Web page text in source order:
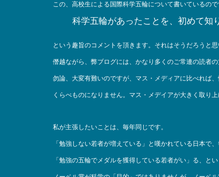
この、高校生による国際科学五輪について書いているの
科学五輪があったことを、初めて知
という趣旨のコメントを頂きます。それはそうだろうと
僭越ながら、弊ブログには、かなり多くのご常連の読者
勿論、大変有難いのですが、マス・メディアに比べれば
くらべものになりません。マス・メデイアが大きく取り
私が主張したいことは、毎年同じです。
「勉強しない若者が増えている」と嘆かれている日本で
「勉強の五輪でメダルを獲得している若者がい」る、と